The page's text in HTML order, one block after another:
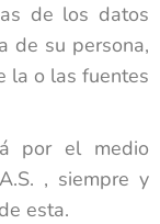
de los datos
de su persona,
la o las fuentes
por el medio
, siempre y
esta.